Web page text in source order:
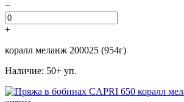
−
+
коралл меланж 200025 (954г)
Наличие: 50+ уп.